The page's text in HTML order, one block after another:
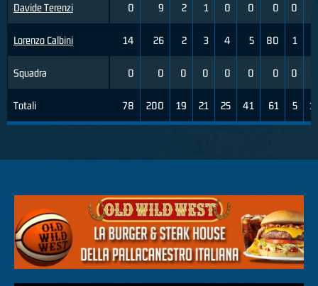
Davide Terenzi
Lorenzo Calbini
Squadra
Totali
0 9 2 1 0 0 0 0
14 26 2 3 4 5 80 1
0 0 0 0 0 0 0 0
78 200 19 21 25 41 61 5